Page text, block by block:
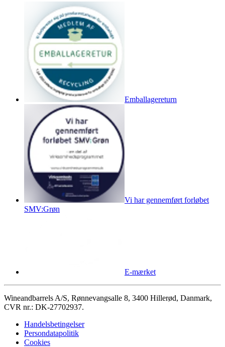
Emballagereturn
Vi har gennemført forløbet
SMV:Grøn
E-mærket
Wineandbarrels A/S, Rønnevangsalle 8, 3400 Hillerød, Danmark,
CVR nr.: DK-27702937.
Handelsbetingelser
Persondatapolitik
Cookies